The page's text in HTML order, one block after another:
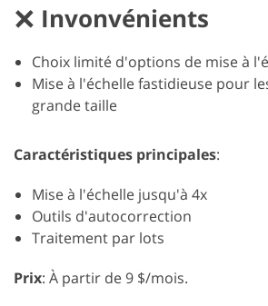
Invonvénients
Choix limité d'options de mise à
Mise à l'échelle fastidieuse pour
grande taille
Caractéristiques principales:
Mise à l'échelle jusqu'à 4x
Outils d'autocorrection
Traitement par lots
Prix: À partir de 9 $/mois.